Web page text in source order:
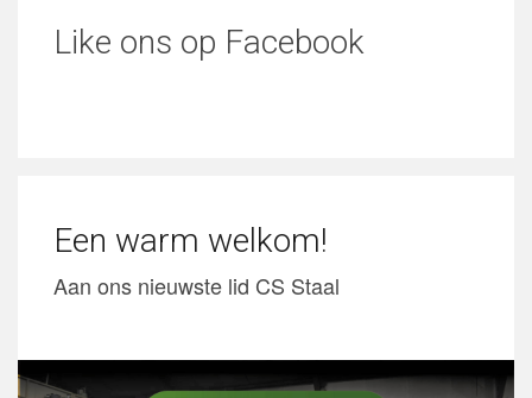
Like ons op Facebook
Een warm welkom!
Aan ons nieuwste lid CS Staal